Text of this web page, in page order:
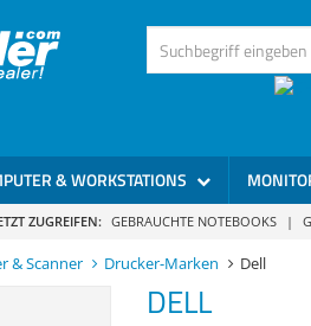
& WORKSTATIONS
ZUGREIFEN: GEBRAUCHTE NOTEBOOKS |
& Scanner Drucker-Marken Dell
DELL